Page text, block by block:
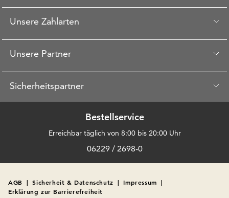
Unsere Zahlarten
Unsere Partner
Sicherheitspartner
Bestellservice
Erreichbar täglich von 8:00 bis 20:00 Uhr
06229 / 2698-0
AGB | Sicherheit & Datenschutz | Impressum |
Erklärung zur Barrierefreiheit